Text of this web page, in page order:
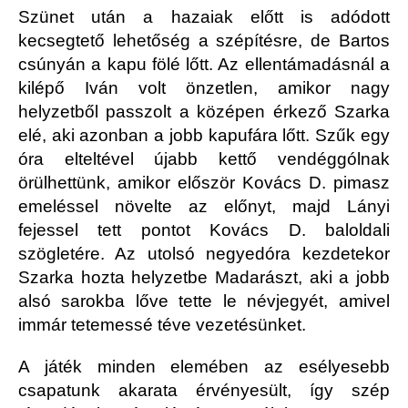
Szünet után a hazaiak előtt is adódott
kecsegtető lehetőség a szépítésre, de Bartos
csúnyán a kapu fölé lőtt. Az ellentámadásnál a
kilépő Iván volt önzetlen, amikor nagy
helyzetből passzolt a középen érkező Szarka
elé, aki azonban a jobb kapufára lőtt. Szűk egy
óra elteltével újabb kettő vendéggólnak
örülhettünk, amikor először Kovács D. pimasz
emeléssel növelte az előnyt, majd Lányi
fejessel tett pontot Kovács D. baloldali
szögletére. Az utolsó negyedóra kezdetekor
Szarka hozta helyzetbe Madarászt, aki a jobb
alsó sarokba lőve tette le névjegyét, amivel
immár tetemessé téve vezetésünket.
A játék minden elemében az esélyesebb
csapatunk akarata érvényesült, így szép